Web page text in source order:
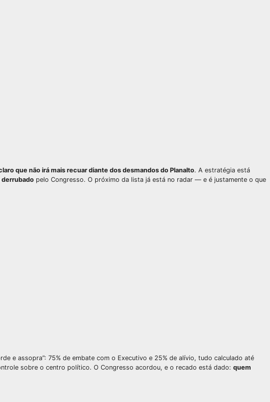
que não irá mais recuar diante dos desmandos do Planalto. A estratégia está
derrubado pelo Congresso. O próximo da lista já está no radar — e é justamente o que
e assopra”: 75% de embate com o Executivo e 25% de alívio, tudo calculado até
sobre o centro político. O Congresso acordou, e o recado está dado: quem